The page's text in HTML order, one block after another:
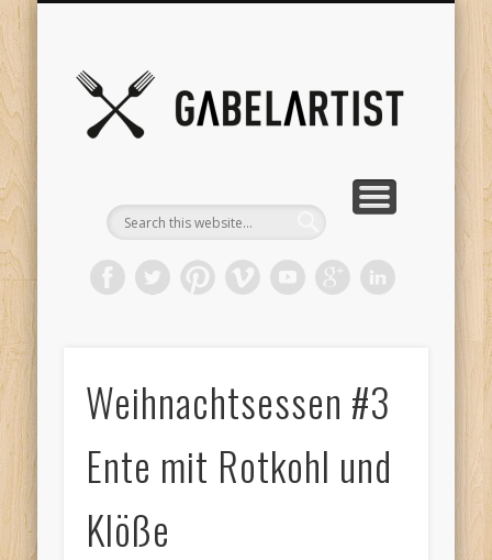
Weihnachtsessen #3
Ente mit Rotkohl und
Klöße